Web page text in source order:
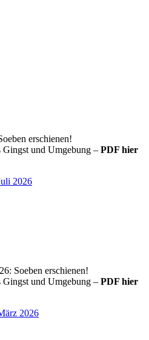
erschienen!
Gingst und Umgebung – PDF hier
2026
Soeben erschienen!
Gingst und Umgebung – PDF hier
2026